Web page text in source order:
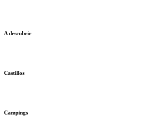
A descubrir
Castillos
Campings